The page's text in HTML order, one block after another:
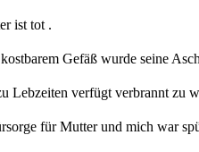
ist tot .
Gefäß wurde seine
Lebzeiten verfügt verbrannt zu
für Mutter und mich war